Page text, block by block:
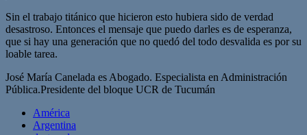
Sin el trabajo titánico que hicieron esto hubiera sido de verdad
desastroso. Entonces el mensaje que puedo darles es de esperanza,
que si hay una generación que no quedó del todo desvalida es por su
loable tarea.
José María Canelada es Abogado. Especialista en Administración
Pública.Presidente del bloque UCR de Tucumán
América
Argentina